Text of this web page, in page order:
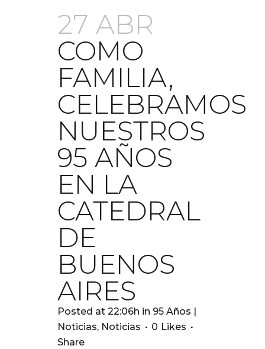
27 ABR
COMO
FAMILIA,
CELEBRAMOS
NUESTROS
95 AÑOS
EN LA
CATEDRAL
DE
BUENOS
AIRES
Posted at 22:06h in 95 Años |
Noticias, Noticias 0 Likes
Share